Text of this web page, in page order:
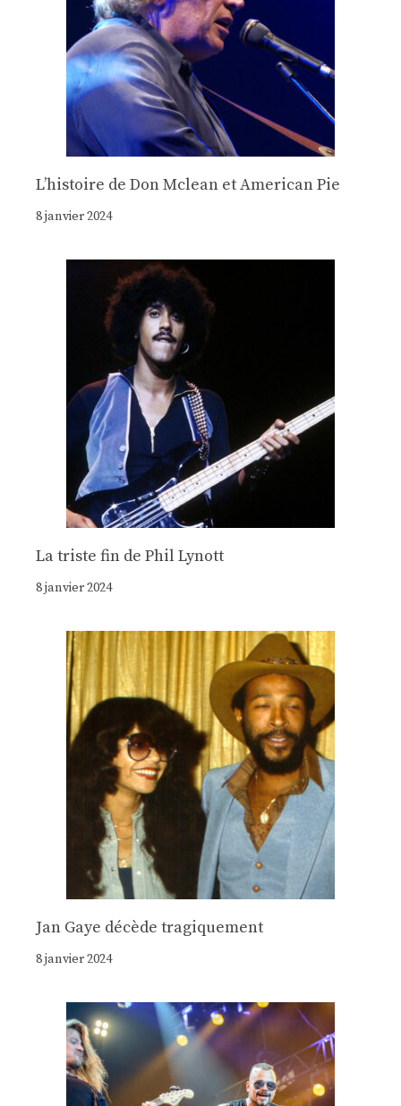
Lʼhistoire de Don Mclean et American Pie
8 janvier 2024
La triste fin de Phil Lynott
8 janvier 2024
Jan Gaye décède tragiquement
8 janvier 2024